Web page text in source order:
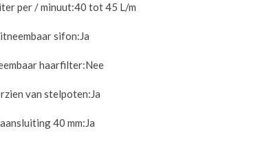
per / minuut:40 tot 45 L/m
sifon:Ja
haarfilter:Nee
van stelpoten:Ja
40 mm:Ja